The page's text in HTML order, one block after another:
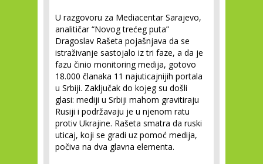
U razgovoru za Mediacentar Sarajevo,
analitičar “Novog trećeg puta”
Dragoslav Rašeta pojašnjava da se
istraživanje sastojalo iz tri faze, a da je
fazu činio monitoring medija, gotovo
18.000 članaka 11 najuticajnijih portala
u Srbiji. Zaključak do kojeg su došli
glasi: mediji u Srbiji mahom gravitiraju
Rusiji i podržavaju je u njenom ratu
protiv Ukrajine. Rašeta smatra da ruski
uticaj, koji se gradi uz pomoć medija,
počiva na dva glavna elementa.